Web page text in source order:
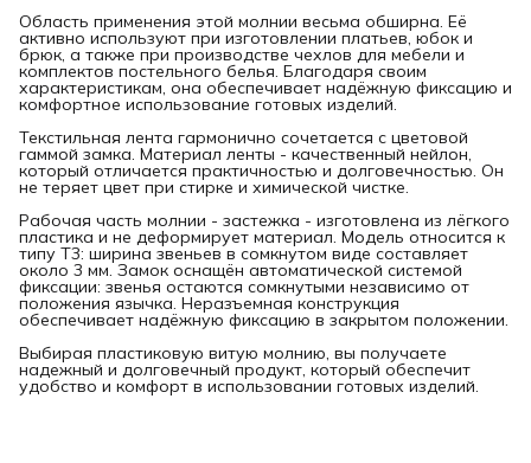
Область применения этой молнии весьма обширна. Её
активно используют при изготовлении платьев, юбок и
брюк, а также при производстве чехлов для мебели и
комплектов постельного белья. Благодаря своим
характеристикам, она обеспечивает надёжную фиксацию и
комфортное использование готовых изделий.
Текстильная лента гармонично сочетается с цветовой
гаммой замка. Материал ленты - качественный нейлон,
который отличается практичностью и долговечностью. Он
не теряет цвет при стирке и химической чистке.
Рабочая часть молнии - застежка - изготовлена из лёгкого
пластика и не деформирует материал. Модель относится к
типу Т3: ширина звеньев в сомкнутом виде составляет
около 3 мм. Замок оснащён автоматической системой
фиксации: звенья остаются сомкнутыми независимо от
положения язычка. Неразъемная конструкция
обеспечивает надёжную фиксацию в закрытом положении.
Выбирая пластиковую витую молнию, вы получаете
надежный и долговечный продукт, который обеспечит
удобство и комфорт в использовании готовых изделий.